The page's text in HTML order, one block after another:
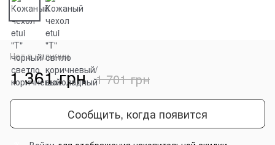
Нет в наличии
1 361 грн 1 701 грн
Сообщить, когда появится